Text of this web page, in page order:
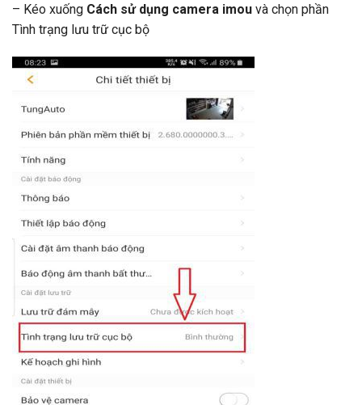
– Kéo xuống Cách sử dụng camera imou và chọn phần
Tình trạng lưu trữ cục bộ